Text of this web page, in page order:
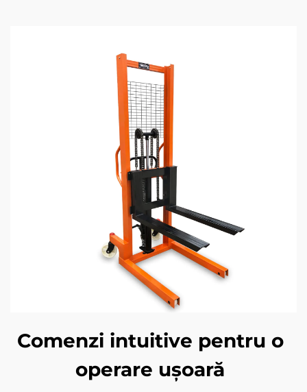
Comenzi intuitive pentru o
operare ușoară